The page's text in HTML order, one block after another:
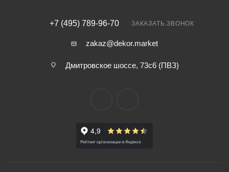
+7 (495) 789-96-70 ЗАКАЗАТЬ ЗВОНОК
zakaz@dekor.market
Дмитровское шоссе, 73с6 (ПВЗ)